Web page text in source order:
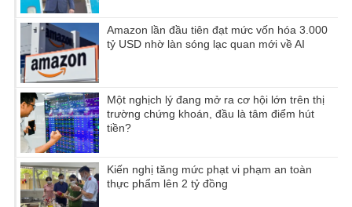
Amazon lần đầu tiên đạt mức vốn hóa 3.000
tỷ USD nhờ làn sóng lạc quan mới về AI
Một nghịch lý đang mở ra cơ hội lớn trên thị
trường chứng khoán, đầu là tâm điểm hút
tiền?
Kiến nghị tăng mức phạt vi phạm an toàn
thực phẩm lên 2 tỷ đồng